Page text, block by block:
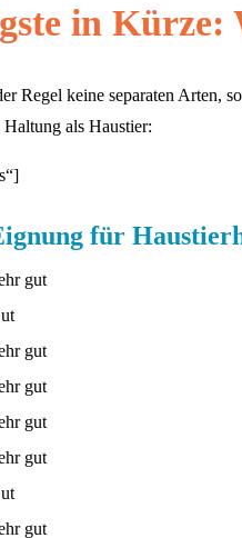
in Kürze:
Regel keine separaten Arten,
als Haustier:
für
gut
gut
gut
gut
gut
gut